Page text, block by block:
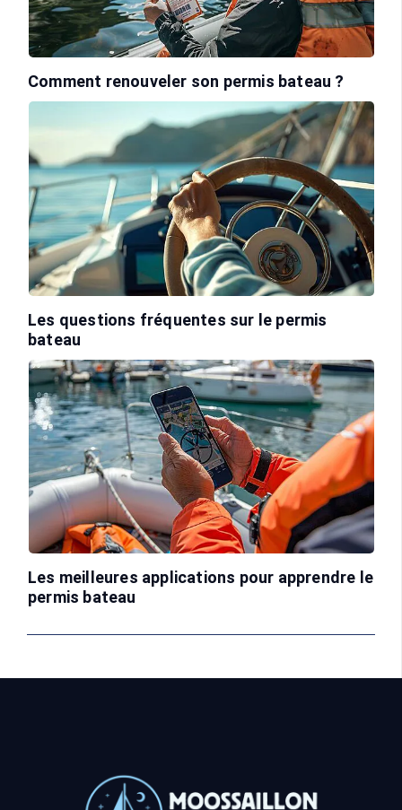
Comment renouveler son permis bateau ?
Les questions fréquentes sur le permis
bateau
Les meilleures applications pour apprendre le
permis bateau